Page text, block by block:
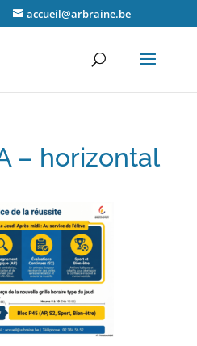
accueil@arbraine.be
– horizontal